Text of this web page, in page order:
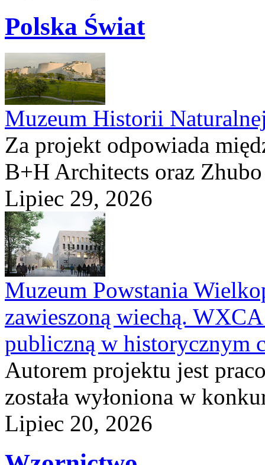
Polska Świat
Muzeum Historii
Za projekt odpowiada
B+H Architects oraz
Lipiec 29, 2026
Muzeum Powstania
zawieszoną wiechą.
publiczną w historycznym
Autorem projektu jest
została wyłoniona w
Lipiec 20, 2026